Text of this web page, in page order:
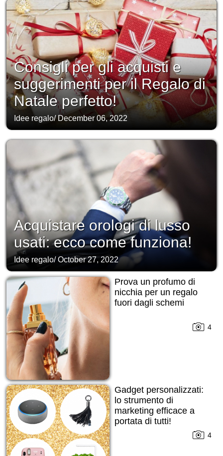
Consigli per gli acquisti e
suggerimenti per il Regalo di
Natale perfetto!
Idee regalo/December 06, 2022
Acquistare orologi di lusso
usati: ecco come funziona!
Idee regalo/October 27, 2022
Prova un profumo di
nicchia per un regalo
fuori dagli schemi
4
Gadget personalizzati:
lo strumento di
marketing efficace a
portata di tutti!
4